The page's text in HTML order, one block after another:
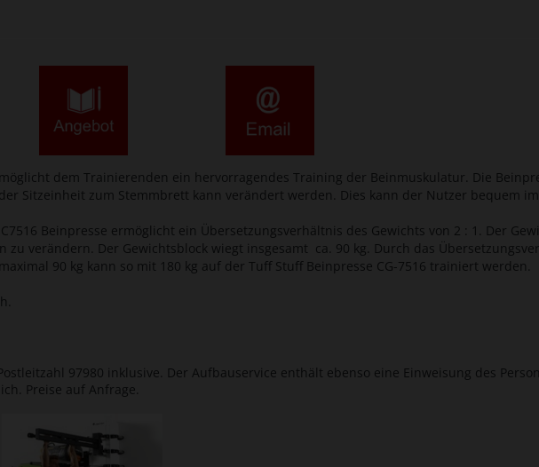
dem Trainierenden ein hervorragendes Training der Beinmuskulatur. Die
Sitzeinheit zum Stemmbrett kann verändert werden. Dies kann der Nutzer bequem im
Beinpresse ermöglicht ein Übersetzungsverhältnis des Gewichts von 2 : 1. Der
verändern. Der Gewichtsblock wiegt insgesamt ca. 90 kg. Durch das
90 kg kann so mit 180 kg auf der Tuff Stuff Beinpresse CG-7516 trainiert werden.
97980 inklusive. Der Aufbauservice enthält ebenso eine Einweisung des
Preise auf Anfrage.